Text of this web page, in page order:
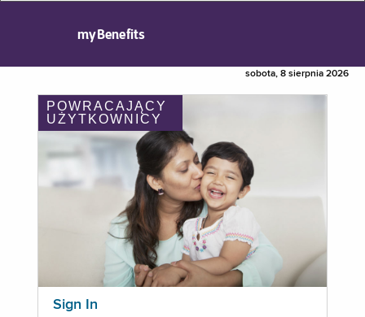
myBenefits
sobota, 8 sierpnia 2026
POWRACAJĄCY
UŻYTKOWNICY
Sign In